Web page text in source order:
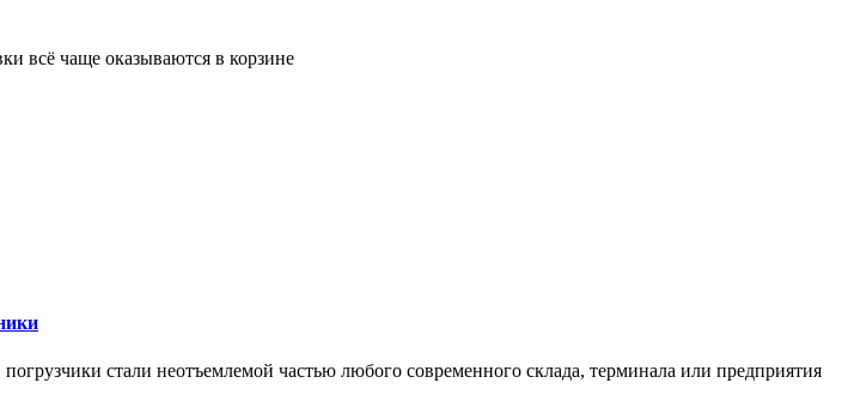
всё чаще оказываются в корзине
стали неотъемлемой частью любого современного склада, терминала или предприятия